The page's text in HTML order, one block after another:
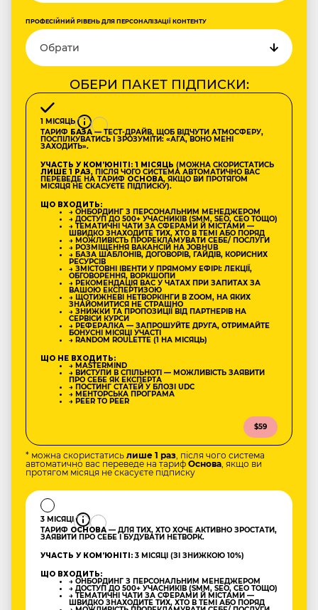
ПРОФЕСІЙНИЙ РІВЕНЬ ДЛЯ ПЕРСОНАЛІЗАЦІЇ КОНТЕНТУ
ОБЕРИ ПАКЕТ ПІДПИСКИ:
1 МІСЯЦЬ
ТАРИФ БАЗА— ТЕСТ-ДРАЙВ, ЩОБ ВІДЧУТИ АТМОСФЕРУ,
ПОСПІЛКУВАТИСЬ І ЗРОЗУМІТИ: «АГА, ВОНО МЕНІ
ЗАХОДИТЬ».
УЧАСТЬ У КОМʼЮНІТІ: 1 МІСЯЦЬ (МОЖНА СКОРИСТАТИСЬ
ЛИШЕ 1 РАЗ, ПІСЛЯ ЧОГО СИСТЕМА АВТОМАТИЧНО ВАС
ПЕРЕВЕДЕ НА ТАРИФ ОСНОВА, ЯКЩО ВИ ПРОТЯГОМ
МІСЯЦЯ НЕ СКАСУЄТЕ ПІДПИСКУ).
ЩО ВХОДИТЬ:
→ ОНБОРДИНГ З ПЕРСОНАЛЬНИМ МЕНЕДЖЕРОМ
→ ДОСТУП ДО 500+ УЧАСНИКІВ (SMM, SEO, CEO ТОЩО)
→ ТЕМАТИЧНІ ЧАТИ ЗА СФЕРАМИ Й МІСТАМИ —
ШВИДКО ЗНАХОДИТЕ ТИХ, ХТО В ТЕМІ АБО ПОРЯД
→ МОЖЛИВІСТЬ ПРОРЕКЛАМУВАТИ СЕБЕ/ ПОСЛУГИ
→ РОЗМІЩЕННЯ ВАКАНСІЙ НА JOBHUB
→ БАЗА ШАБЛОНІВ, ДОГОВОРІВ, ГАЙДІВ, КОРИСНИХ
РЕСУРСІВ
→ ЗМІСТОВНІ ІВЕНТИ У ПРЯМОМУ ЕФІРІ: ЛЕКЦІЇ,
ОБГОВОРЕННЯ, ВОРКШОПИ
→ РЕКОМЕНДАЦІЯ ВАС У ЧАТАХ ПРИ ЗАПИТАХ ЗА
ВАШОЮ ЕКСПЕРТИЗОЮ
→ ЩОТИЖНЕВІ НЕТВОРКІНГИ В ZOOM, НА ЯКИХ
ЗНАЙОМИТИСЯ НЕ СТРАШНО
→ ЗНИЖКИ ТА ПРОПОЗИЦІЇ ВІД ПАРТНЕРІВ НА
СЕРВІСИ КУРСИ
→ РЕФЕРАЛКА — ЗАПРОШУЙТЕ ДРУГА, ОТРИМАЙТЕ
БОНУСНІ МІСЯЦІ УЧАСТІ
→ RANDOM ROULETTE (1 НА МІСЯЦЬ)
ЩО НЕ ВХОДИТЬ:
→ MASTERMIND
→ ВИСТУПИ В СПІЛЬНОТІ — МОЖЛИВІСТЬ ЗАЯВИТИ
ПРО СЕБЕ ЯК ЕКСПЕРТА
→ ПОСТИНГ СТАТЕЙ У БЛОЗІ UDC
→ МЕНТОРСЬКА ПРОГРАМА
→ PEER TO PEER
$59
* можна скористатись лише 1 раз, після чого система
автоматично вас переведе на тариф Основа, якщо ви
протягом місяця не скасуєте підписку
3 МІСЯЦІ
ТАРИФ ОСНОВА — ДЛЯ ТИХ, ХТО ХОЧЕ АКТИВНО ЗРОСТАТИ,
ЗАЯВИТИ ПРО СЕБЕ І БУДУВАТИ НЕТВОРК.
УЧАСТЬ У КОМʼЮНІТІ: 3 МІСЯЦІ (ЗІ ЗНИЖКОЮ 10%)
ЩО ВХОДИТЬ:
→ ОНБОРДИНГ З ПЕРСОНАЛЬНИМ МЕНЕДЖЕРОМ
→ ДОСТУП ДО 500+ УЧАСНИКІВ (SMM, SEO, CEO ТОЩО)
→ ТЕМАТИЧНІ ЧАТИ ЗА СФЕРАМИ Й МІСТАМИ —
ШВИДКО ЗНАХОДИТЕ ТИХ, ХТО В ТЕМІ АБО ПОРЯД